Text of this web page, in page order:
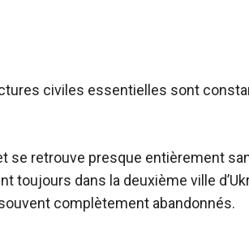
civiles essentielles sont
se retrouve presque entièrement
toujours dans la deuxième ville
complètement abandonnés.